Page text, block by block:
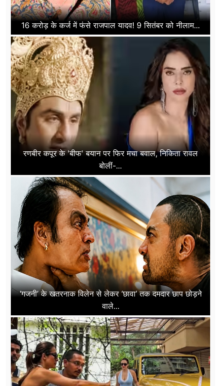
16 करोड़ के कर्ज में फंसे राजपाल यादव! 9 सितंबर को नीलाम...
रणबीर कपूर के 'बीफ' बयान पर फिर मचा बवाल, निकिता रावल
बोलीं-...
‘गजनी’ के खतरनाक विलेन से लेकर ‘छावा’ तक दमदार छाप छोड़ने
वाले...